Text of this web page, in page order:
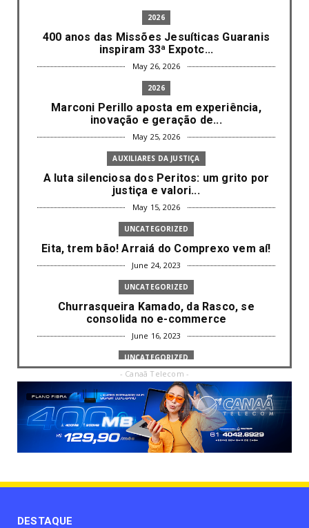
2026
400 anos das Missões Jesuíticas Guaranis
inspiram 33ª Expotc...
May 26, 2026
2026
Marconi Perillo aposta em experiência,
inovação e geração de...
May 25, 2026
AUXILIARES DA JUSTIÇA
A luta silenciosa dos Peritos: um grito por
justiça e valori...
May 15, 2026
UNCATEGORIZED
Eita, trem bão! Arraiá do Comprexo vem aí!
June 24, 2023
UNCATEGORIZED
Churrasqueira Kamado, da Rasco, se
consolida no e-commerce
June 16, 2023
UNCATEGORIZED
Com mais da metade dos cargos de
liderança ocupados por mulh...
June 16, 2023
UNCATEGORIZED
Paisagismo valoriza imóvel e atrai clientes
UNCATEGORIZED
- Canaã Telecom -
DESTAQUE